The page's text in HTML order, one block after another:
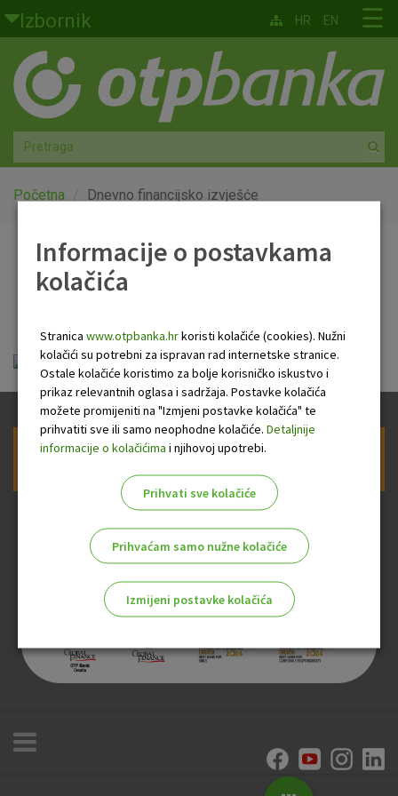
Skoči na glavni sadržaj
Izbornik
Građani
Privatno bankarstvo
Agro
Mala poduzeća i obrtnici
Globalna tržišta
O nama
☰
HR EN
Početna Dnevno financijsko izvješće
Dnevno financijsko
OTP Dnevno financijsko izvješće.pdf
Prijava na newsletter OTP banke
Informacije o postavkama
kolačića
Stranica www.otpbanka.hrkoristi kolačiće (cookies). Nužni
kolačići su potrebni za ispravan rad internetske stranice.
Ostale kolačiće koristimo za bolje korisničko iskustvo i
prikaz relevantnih oglasa i sadržaja. Postavke kolačića
možete promijeniti na "Izmjeni postavke kolačića" te
prihvatiti sve ili samo neophodne kolačiće. Detaljnije
informacije o kolačićima i njihovoj upotrebi.
Prihvati sve kolačiće
Prihvaćam samo nužne kolačiće
Izmijeni postavke kolačića
Nužni kolačići